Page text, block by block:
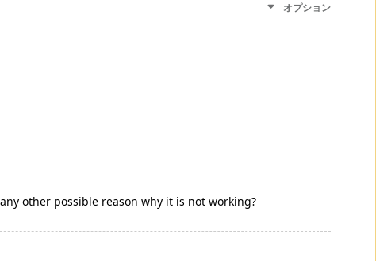
オプション
other possible reason why it is not working?